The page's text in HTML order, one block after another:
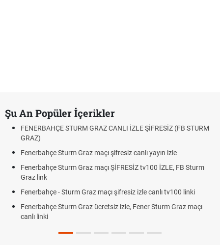
Şu An Popüler İçerikler
FENERBAHÇE STURM GRAZ CANLI İZLE ŞİFRESİZ (FB STURM
GRAZ)
Fenerbahçe Sturm Graz maçı şifresiz canlı yayın izle
Fenerbahçe Sturm Graz maçı ŞİFRESİZ tv100 İZLE, FB Sturm
Graz link
Fenerbahçe - Sturm Graz maçı şifresiz izle canlı tv100 linki
Fenerbahçe Sturm Graz ücretsiz izle, Fener Sturm Graz maçı
canlı linki